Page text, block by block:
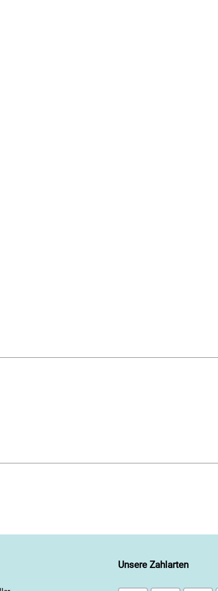
mit dem guten Service beim Umtausch in andere Grösse.
bei regionalen Geschäften zur (Winter)-zeit nicht lieferbar.
Unsere Zahlarten